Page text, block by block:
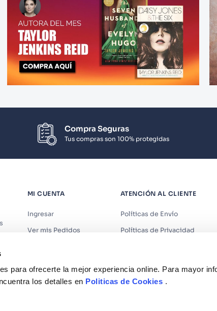
para ofrecerte la mejor experiencia online. Para mayor
los detalles en Politicas de Cookies .
Compra Seguras
Tus compras son 100% protegidas
MI CUENTA
Ingresar
Ver mis Pedidos
Recuperar Contraseña
ATENCIÓN AL CLIENTE
Políticas de Envío
Políticas de Privacidad
Términos y Condiciones